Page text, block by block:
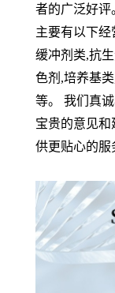
者的广泛好评
主要有以下经
缓冲剂类,抗
色剂,培养基
等。 我们真
宝贵的意见
供更贴心的服